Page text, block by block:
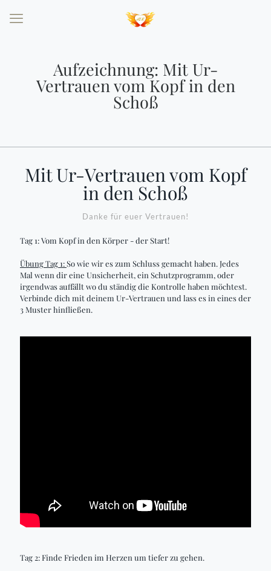
Aufzeichnung: Mit Ur-
Vertrauen vom Kopf in den
Schoß
Mit Ur-Vertrauen vom Kopf
in den Schoß
Danke für euer Vertrauen!
Tag 1: Vom Kopf in den Körper - der Start!
Übung Tag 1:So wie wir es zum Schluss gemacht haben. Jedes
Mal wenn dir eine Unsicherheit, ein Schutzprogramm, oder
irgendwas auffällt wo du ständig die Kontrolle haben möchtest.
Verbinde dich mit deinem Ur-Vertrauen und lass es in eines der
3 Muster hinfließen.
Tag 2: Finde Frieden im Herzen um tiefer zu gehen.